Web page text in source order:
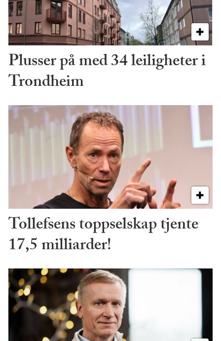
Plusser på med 34 leiligheter i
Trondheim
Tollefsens toppselskap tjente
17,5 milliarder!